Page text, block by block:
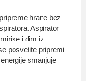
hrane bez
Aspirator
i dim iz
posvetite pripremi
smanjuje